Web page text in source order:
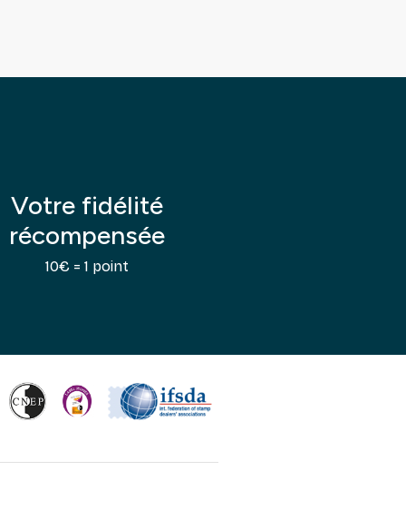
Votre fidélité
récompensée
10€ = 1 point